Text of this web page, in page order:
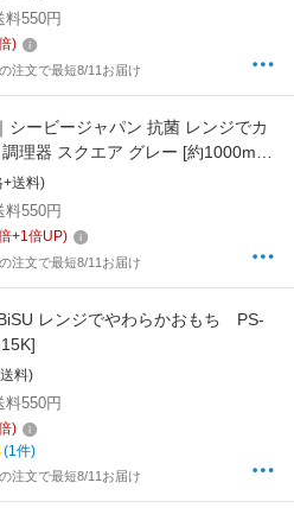
料550円
)
注文で最短8/11お届け
シービージャパン 抗菌 レンジでカ
理器 スクエア グレー [約1000ml/
応/食洗器非対応]
+送料)
料550円
+1倍UP)
注文で最短8/11お届け
レンジでやわらかおもち PS-
料)
料550円
)
(1件)
注文で最短8/11お届け